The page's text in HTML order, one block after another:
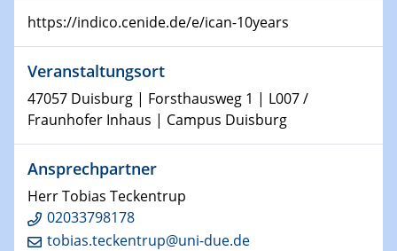
05.11.2024
SFB 1242 Kolloquium
06.11.2024
Physikalisches Kolloquium
12.11.2024
CENIDE Celebration
CENIDE celebrates 10 years of ICAN
https://indico.cenide.de/e/ican-10years
Veranstaltungsort
47057 Duisburg | Forsthausweg 1 | L007 /
Fraunhofer Inhaus | Campus Duisburg
Ansprechpartner
Herr Tobias Teckentrup
02033798178
tobias.teckentrup@uni-due.de